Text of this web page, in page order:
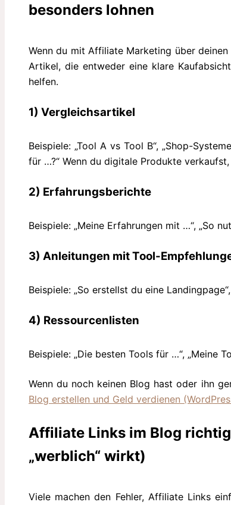
besonders lohnen
Wenn du mit Affiliate Marketing über
Artikel, die entweder eine klare
helfen.
1) Vergleichsartikel
Beispiele: „Tool A vs Tool B“, „Shop-
für …?“ Wenn du digitale Produkte
2) Erfahrungsberichte
Beispiele: „Meine Erfahrungen mit …“, „So
3) Anleitungen mit Tool-
Beispiele: „So erstellst du eine
4) Ressourcenlisten
Beispiele: „Die besten Tools für …“, „Meine
Wenn du noch keinen Blog hast oder ihn
Blog erstellen und Geld verdienen
Affiliate Links im Blog
„werblich“ wirkt)
Viele machen den Fehler, Affiliate Links